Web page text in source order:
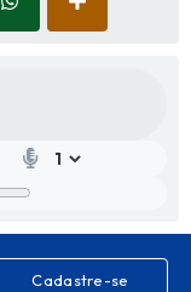
Cadastre-se